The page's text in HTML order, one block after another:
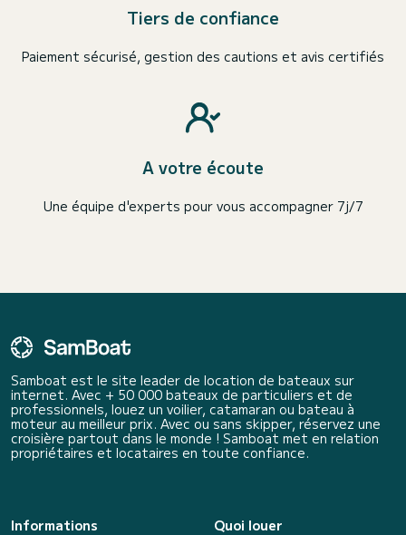
Tiers de confiance
Paiement sécurisé, gestion des cautions et avis certifiés
A votre écoute
Une équipe d'experts pour vous accompagner 7j/7
Samboat est le site leader de location de bateaux sur
internet. Avec + 50 000 bateaux de particuliers et de
professionnels, louez un voilier, catamaran ou bateau à
moteur au meilleur prix. Avec ou sans skipper, réservez une
croisière partout dans le monde ! Samboat met en relation
propriétaires et locataires en toute confiance.
Informations
Quoi louer